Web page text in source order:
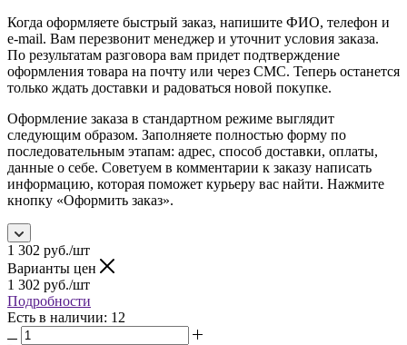
Когда оформляете быстрый заказ, напишите ФИО, телефон и
e-mail. Вам перезвонит менеджер и уточнит условия заказа.
По результатам разговора вам придет подтверждение
оформления товара на почту или через СМС. Теперь останется
только ждать доставки и радоваться новой покупке.
Оформление заказа в стандартном режиме выглядит
следующим образом. Заполняете полностью форму по
последовательным этапам: адрес, способ доставки, оплаты,
данные о себе. Советуем в комментарии к заказу написать
информацию, которая поможет курьеру вас найти. Нажмите
кнопку «Оформить заказ».
1 302 руб./шт
Варианты цен
1 302 руб./шт
Подробности
Есть в наличии: 12